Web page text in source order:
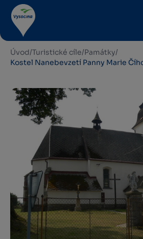
Úvod/Turistické cíle/Památky/
Kostel Nanebevzetí Panny Marie